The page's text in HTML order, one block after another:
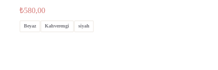
₺580,00
Beyaz Kahverengi siyah